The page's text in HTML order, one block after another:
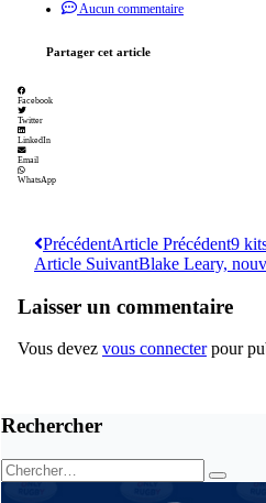
Aucun commentaire
Partager cet article
Facebook
Twitter
LinkedIn
Email
WhatsApp
PrécédentArticle Précédent9
Article SuivantBlake Leary,
Laisser un commentaire
Vous devez vous connecterpour
Rechercher